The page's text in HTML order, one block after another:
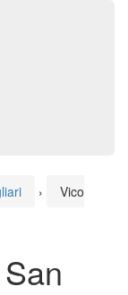
›
Vico